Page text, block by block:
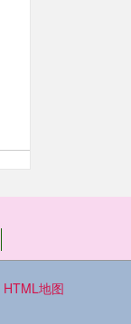
HTML地图